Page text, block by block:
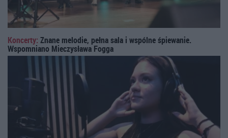
Koncerty: Znane melodie, pełna sala i wspólne śpiewanie.
Wspomniano Mieczysława Fogga